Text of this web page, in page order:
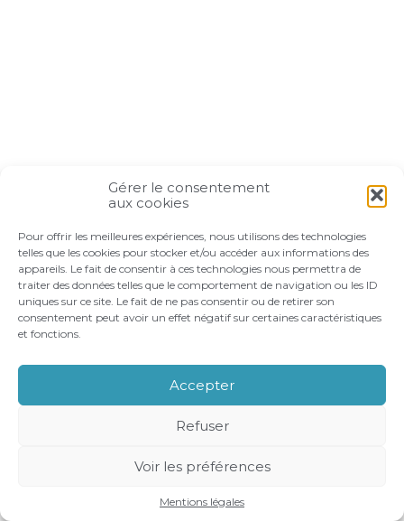
Gérer le consentement
aux cookies
Pour offrir les meilleures expériences, nous utilisons des technologies
telles que les cookies pour stocker et/ou accéder aux informations des
appareils. Le fait de consentir à ces technologies nous permettra de
traiter des données telles que le comportement de navigation ou les ID
uniques sur ce site. Le fait de ne pas consentir ou de retirer son
consentement peut avoir un effet négatif sur certaines caractéristiques
et fonctions.
Accepter
Refuser
Voir les préférences
Mentions légales